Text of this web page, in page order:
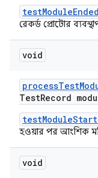
রেকর্ড প্রোটোর
void
processTest
TestRecord
হওয়ার পর আংশিক
void